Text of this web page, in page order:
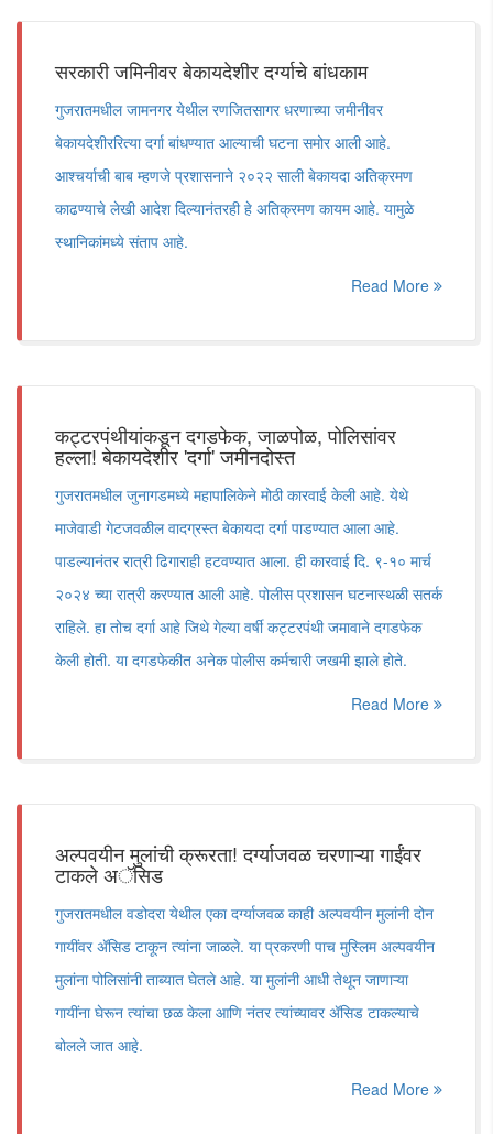
सरकारी जमिनीवर बेकायदेशीर दर्ग्याचे बांधकाम
गुजरातमधील जामनगर येथील रणजितसागर धरणाच्या जमीनीवर
बेकायदेशीररित्या दर्गा बांधण्यात आल्याची घटना समोर आली आहे.
आश्चर्याची बाब म्हणजे प्रशासनाने २०२२ साली बेकायदा अतिक्रमण
काढण्याचे लेखी आदेश दिल्यानंतरही हे अतिक्रमण कायम आहे. यामुळे
स्थानिकांमध्ये संताप आहे.
Read More
कट्टरपंथीयांकडून दगडफेक, जाळपोळ, पोलिसांवर
हल्ला! बेकायदेशीर 'दर्गा' जमीनदोस्त
गुजरातमधील जुनागडमध्ये महापालिकेने मोठी कारवाई केली आहे. येथे
माजेवाडी गेटजवळील वादग्रस्त बेकायदा दर्गा पाडण्यात आला आहे.
पाडल्यानंतर रात्री ढिगाराही हटवण्यात आला. ही कारवाई दि. ९-१० मार्च
२०२४ च्या रात्री करण्यात आली आहे. पोलीस प्रशासन घटनास्थळी सतर्क
राहिले. हा तोच दर्गा आहे जिथे गेल्या वर्षी कट्टरपंथी जमावाने दगडफेक
केली होती. या दगडफेकीत अनेक पोलीस कर्मचारी जखमी झाले होते.
Read More
अल्पवयीन मुलांची क्रूरता! दर्ग्याजवळ चरणाऱ्या गाईंवर
टाकले अॅसिड
गुजरातमधील वडोदरा येथील एका दर्ग्याजवळ काही अल्पवयीन मुलांनी दोन
गायींवर ॲसिड टाकून त्यांना जाळले. या प्रकरणी पाच मुस्लिम अल्पवयीन
मुलांना पोलिसांनी ताब्यात घेतले आहे. या मुलांनी आधी तेथून जाणाऱ्या
गायींना घेरून त्यांचा छळ केला आणि नंतर त्यांच्यावर ॲसिड टाकल्याचे
बोलले जात आहे.
Read More